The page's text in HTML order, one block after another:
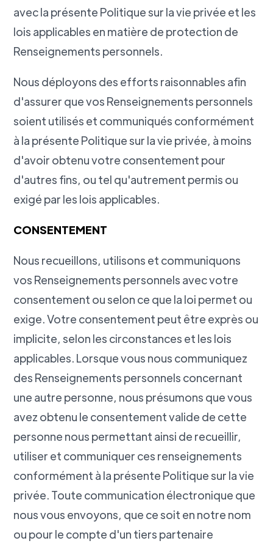
avec la présente Politique sur la vie privée et les
lois applicables en matière de protection de
Renseignements personnels.
Nous déployons des efforts raisonnables afin
d'assurer que vos Renseignements personnels
soient utilisés et communiqués conformément
à la présente Politique sur la vie privée, à moins
d'avoir obtenu votre consentement pour
d'autres fins, ou tel qu'autrement permis ou
exigé par les lois applicables.
CONSENTEMENT
Nous recueillons, utilisons et communiquons
vos Renseignements personnels avec votre
consentement ou selon ce que la loi permet ou
exige. Votre consentement peut être exprès ou
implicite, selon les circonstances et les lois
applicables. Lorsque vous nous communiquez
des Renseignements personnels concernant
une autre personne, nous présumons que vous
avez obtenu le consentement valide de cette
personne nous permettant ainsi de recueillir,
utiliser et communiquer ces renseignements
conformément à la présente Politique sur la vie
privée. Toute communication électronique que
nous vous envoyons, que ce soit en notre nom
ou pour le compte d'un tiers partenaire